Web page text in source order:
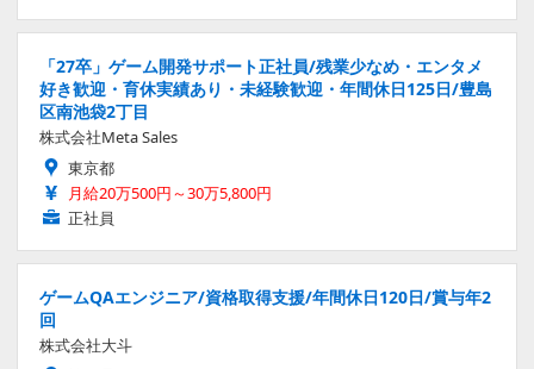
「27卒」ゲーム開発サポート正社員/残業少なめ・エンタメ
好き歓迎・育休実績あり・未経験歓迎・年間休日125日/豊島
区南池袋2丁目
株式会社Meta Sales
東京都
月給20万500円～30万5,800円
正社員
ゲームQAエンジニア/資格取得支援/年間休日120日/賞与年2
回
株式会社大斗